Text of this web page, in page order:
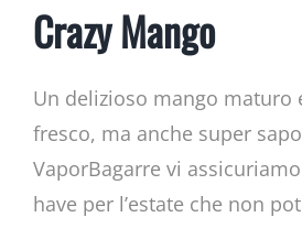
Crazy Mango
Un delizioso mango maturo
fresco, ma anche super
VaporBagarre vi
have per l’estate che non